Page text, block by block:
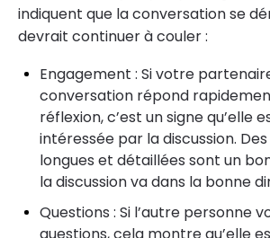
indiquent que la conversation se
devrait continuer à couler :
Engagement : Si votre
conversation répond
réflexion, c’est un signe qu’elle
intéressée par la discussion.
longues et détaillées sont un
la discussion va dans la bonne
Questions : Si l’autre personne
questions, cela montre qu’elle